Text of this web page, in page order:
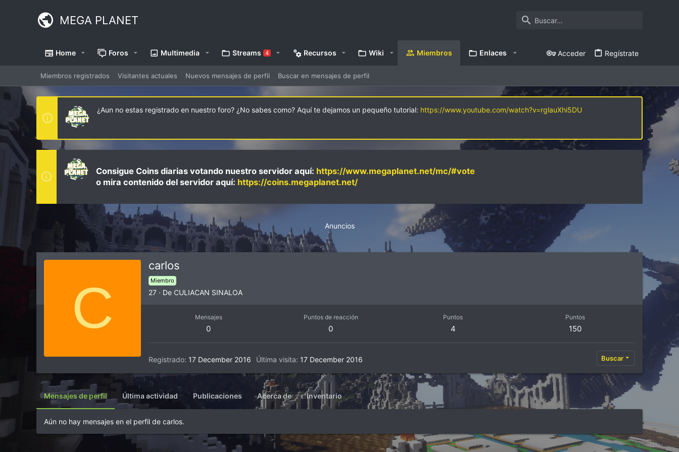
MEGA PLANET
Home Foros Multimedia Streams 4 Recursos Wiki Miembros Enlaces Acceder Regístrate
Miembros registrados Visitantes actuales Nuevos mensajes de perfil Buscar en mensajes de perfil
¿Aun no estas registrado en nuestro foro? ¿No sabes como? Aquí te dejamos un pequeño tutorial: https://www.youtube.com/watch?v=rglauXhi5DU
Consigue Coins diarias votando nuestro servidor aquí: https://www.megaplanet.net/mc/#vote
o mira contenido del servidor aquí: https://coins.megaplanet.net/
Anuncios
C
carlos
Miembro
27 · De CULIACAN SINALOA
Mensajes
0
Puntos de reacción
0
Puntos
4
Puntos
150
Registrado 17 December 2016 Última visita 17 December 2016 Buscar
Mensajes de perfil Última actividad Publicaciones Acerca de Inventario
Aún no hay mensajes en el perfil de carlos.